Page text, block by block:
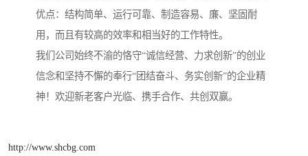
优点：结构简单、运行可靠、制造容易、廉、坚固耐
用，而且有较高的效率和相当好的工作特性。
我们公司始终不渝的恪守“诚信经营、力求创新”的创业
信念和坚持不懈的奉行“团结奋斗、务实创新”的企业精
神！欢迎新老客户光临、携手合作、共创双赢。
http://www.shcbg.com